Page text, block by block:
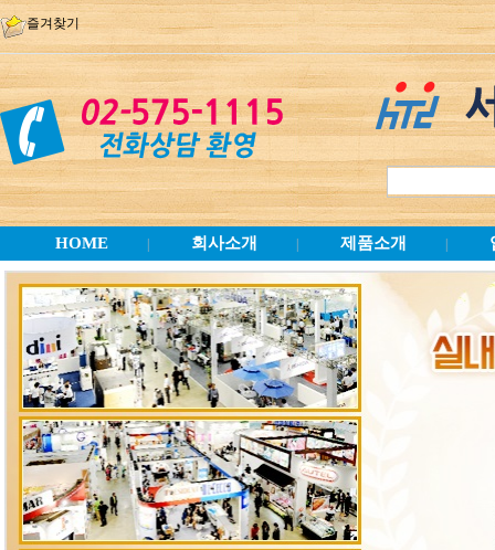
즐겨찾기
HOME 회사소개 제품소개